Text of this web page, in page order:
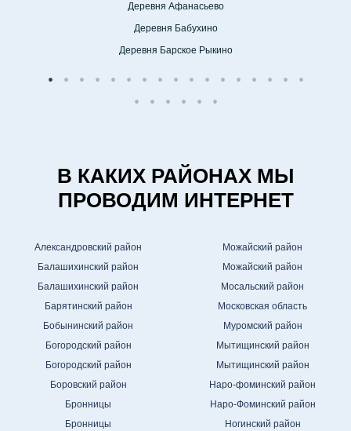
Деревня Афанасьево
Деревня Бабухино
Деревня Барское Рыкино
В КАКИХ РАЙОНАХ МЫ
ПРОВОДИМ ИНТЕРНЕТ
Александровский район
Балашихинский район
Балашихинский район
Барятинский район
Бобынинский район
Богородский район
Богородский район
Боровский район
Бронницы
Бронницы
Можайский район
Можайский район
Мосальский район
Московская область
Муромский район
Мытищинский район
Мытищинский район
Наро-фоминский район
Наро-Фоминский район
Ногинский район